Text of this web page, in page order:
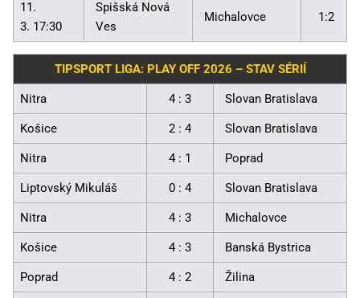
11.
3. 17:30
Spišská Nová
Ves
Michalovce 1:2
TIPSPORT LIGA: PLAY OFF 2026 – STAV SÉRIÍ
Nitra 4 : 3 Slovan Bratislava
Košice 2 : 4 Slovan Bratislava
Nitra 4 : 1 Poprad
Liptovský Mikuláš 0 : 4 Slovan Bratislava
Nitra 4 : 3 Michalovce
Košice 4 : 3 Banská Bystrica
Poprad 4 : 2 Žilina